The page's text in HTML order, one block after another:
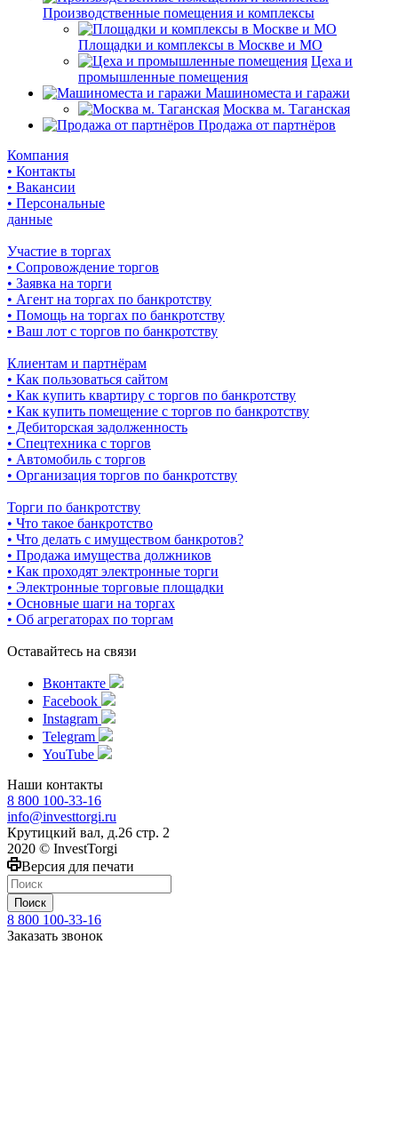
Производственные помещения и комплексы
Площадки и комплексы в Москве и МО
Цеха и
промышленные помещения
Машиноместа и гаражи
Москва м. Таганская
Продажа от партнёров
Компания
• Контакты
• Вакансии
• Персональные
данные
Участие в торгах
• Сопровождение торгов
• Заявка на торги
• Агент на торгах по банкротству
• Помощь на торгах по банкротству
• Ваш лот с торгов по банкротству
Клиентам и партнёрам
• Как пользоваться сайтом
• Как купить квартиру с торгов по банкротству
• Как купить помещение с торгов по банкротству
• Дебиторская задолженность
• Спецтехника с торгов
• Автомобиль с торгов
• Организация торгов по банкротству
Торги по банкротству
• Что такое банкротство
• Что делать с имуществом банкротов?
• Продажа имущества должников
• Как проходят электронные торги
• Электронные торговые площадки
• Основные шаги на торгах
• Об агрегаторах по торгам
Оставайтесь на связи
Вконтакте
Facebook
Instagram
Telegram
YouTube
Наши контакты
8 800 100-33-16
info@investtorgi.ru
Крутицкий вал, д.26 стр. 2
2020 © InvestTorgi
Версия для печати
Поиск
8 800 100-33-16
Заказать звонок